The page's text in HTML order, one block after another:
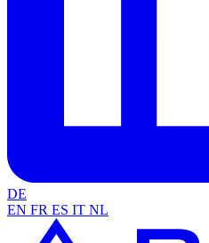
DE
EN FR ES IT NL